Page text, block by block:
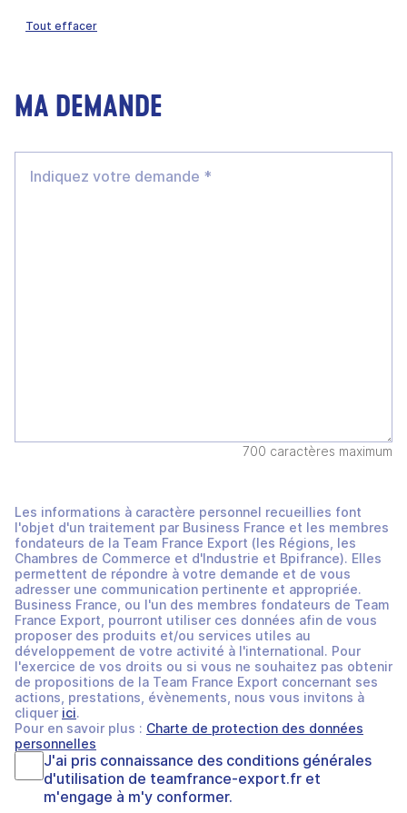
Tout effacer
MA DEMANDE
700 caractères maximum
Les informations à caractère personnel recueillies font
l'objet d'un traitement par Business France et les membres
fondateurs de la Team France Export (les Régions, les
Chambres de Commerce et d'Industrie et Bpifrance). Elles
permettent de répondre à votre demande et de vous
adresser une communication pertinente et appropriée.
Business France, ou l'un des membres fondateurs de Team
France Export, pourront utiliser ces données afin de vous
proposer des produits et/ou services utiles au
développement de votre activité à l'international. Pour
l'exercice de vos droits ou si vous ne souhaitez pas obtenir
de propositions de la Team France Export concernant ses
actions, prestations, évènements, nous vous invitons à
cliquer ici.
Pour en savoir plus : Charte de protection des données
personnelles
J'ai pris connaissance des conditions générales
d'utilisation de teamfrance-export.fr et
m'engage à m'y conformer.